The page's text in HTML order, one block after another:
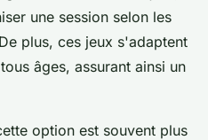
une session selon les
plus, ces jeux s'adaptent
âges, assurant ainsi un
option est souvent plus